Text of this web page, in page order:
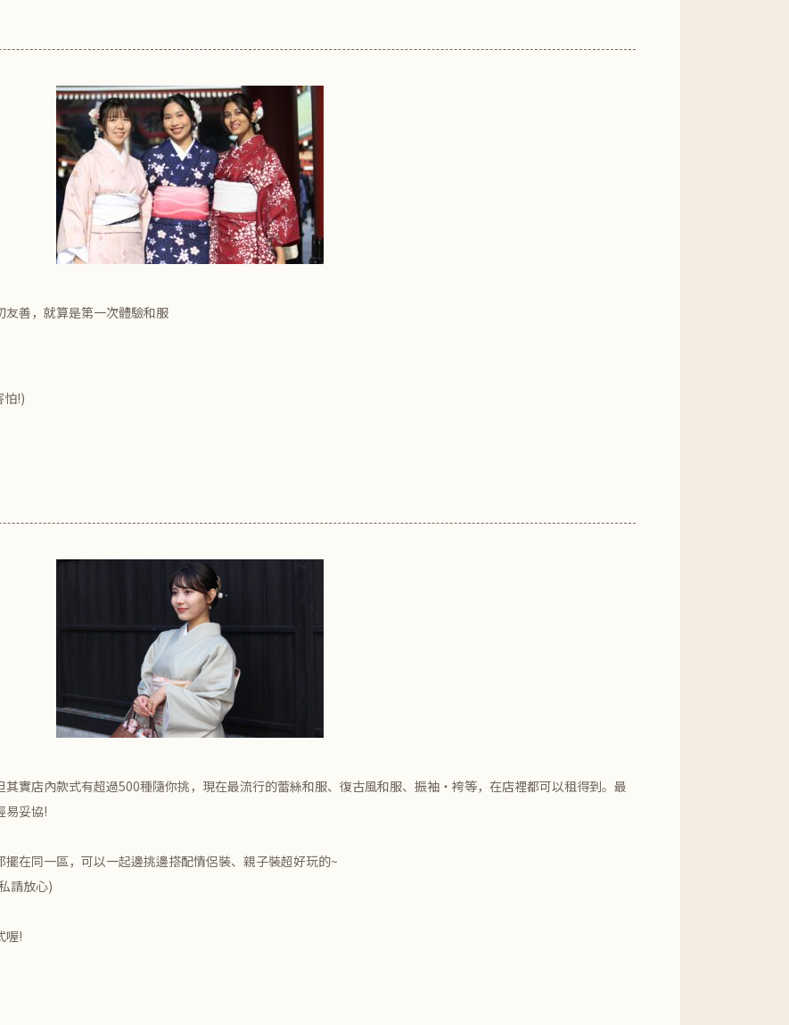
善，就算是第一次體驗和服
怕!)
實店內款式有超過500種隨你挑，現在最流行的蕾絲和服、復古風和服、振袖・袴等，在店裡都可以租得到。最
易妥協!
在同一區，可以一起邊挑邊搭配情侶裝、親子裝超好玩的~
請放心)
喔!